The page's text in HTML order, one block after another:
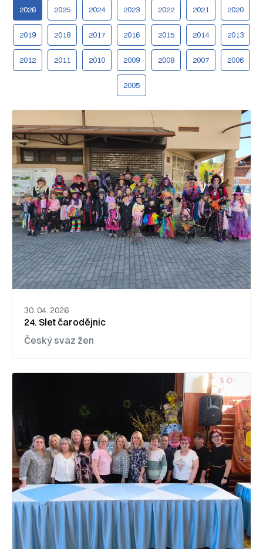
2026 2025 2024 2023 2022 2021 2020
2019 2018 2017 2016 2015 2014 2013
2012 2011 2010 2009 2008 2007 2006
2005
30. 04. 2026
24. Slet čarodějnic
Český svaz žen